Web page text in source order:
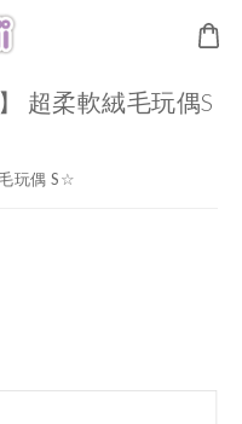
超柔軟絨毛玩偶S
玩偶 S☆